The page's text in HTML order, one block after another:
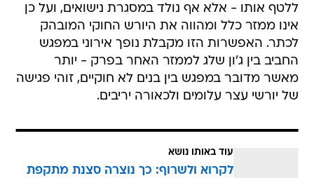
ללטף אותו - אלא אף נולד במסגרת נישואים, ועל כן
אינו ממזר כלל ומהווה את היורש החוקי המובהק
לכתר. האפשרות הזו מקבלת נופך אירוני במפגש
החביב בין ג'ון שלג לממזר האחר בפרק - יותר
מאשר מדובר במפגש בין בנים לא חוקיים, זוהי פגישה
של יורשי עצר עלומים ולכאורה יריבים.
עוד באותו נושא
לקרוא ולשרוף: כך נוצרה סצנת מתקפת